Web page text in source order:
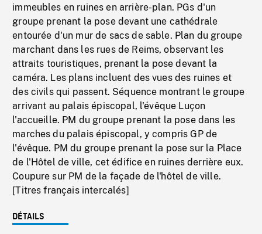
immeubles en ruines en arrière-plan. PGs d'un
groupe prenant la pose devant une cathédrale
entourée d'un mur de sacs de sable. Plan du groupe
marchant dans les rues de Reims, observant les
attraits touristiques, prenant la pose devant la
caméra. Les plans incluent des vues des ruines et
des civils qui passent. Séquence montrant le groupe
arrivant au palais épiscopal, l'évêque Luçon
l'accueille. PM du groupe prenant la pose dans les
marches du palais épiscopal, y compris GP de
l'évêque. PM du groupe prenant la pose sur la Place
de l'Hôtel de ville, cet édifice en ruines derrière eux.
Coupure sur PM de la façade de l'hôtel de ville.
[Titres français intercalés]
DÉTAILS